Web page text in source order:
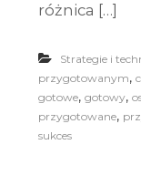
różnica […]
Strategie i
przygotowanym,
gotowe, gotowy,
przygotowane,
sukces